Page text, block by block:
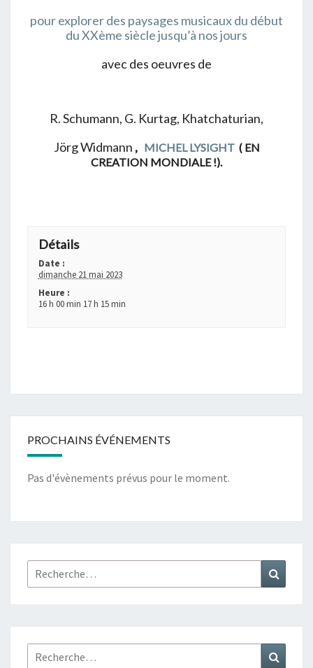
pour explorer des paysages musicaux du début
du XXème siècle jusqu’à nos jours
avec des oeuvres de
R. Schumann, G. Kurtag, Khatchaturian,
Jörg Widmann, MICHEL LYSIGHT ( EN
CREATION MONDIALE !).
Détails
Date :
dimanche 21 mai 2023
Heure :
16 h 00 min 17 h 15 min
PROCHAINS ÉVÉNEMENTS
Pas d'évènements prévus pour le moment.
Rechercher :
Rechercher :